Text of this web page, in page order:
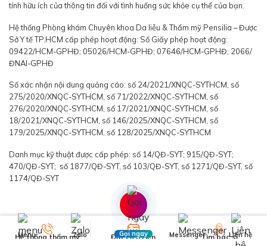
tính hữu ích của thông tin đối với tình huống sức khỏe cụ thể của bạn.
Hệ thống Phòng khám Chuyên khoa Da liễu & Thẩm mỹ Pensilia – Được
Sở Y tế TP.HCM cấp phép hoạt động: Số Giấy phép hoạt động:
09422/HCM-GPHĐ; 05026/HCM-GPHĐ; 07646/HCM-GPHĐ; 2066/
ĐNAI-GPHĐ
Số xác nhận nội dung quảng cáo: số 24/2021/XNQC-SYTHCM, số
275/2020/XNQC-SYTHCM, số 71/2022/XNQC-SYTHCM, số
276/2020/XNQC-SYTHCM, số 17/2021/XNQC-SYTHCM, số
18/2021/XNQC-SYTHCM, số 146/2025/XNQC-SYTHCM, số
179/2025/XNQC-SYTHCM, số 128/2025/XNQC-SYTHCM
Danh mục kỹ thuật được cấp phép: số 14/QĐ-SYT; 915/QĐ-SYT;
470/QĐ-SYT; số 1877/QĐ-SYT, số 103/QĐ-SYT, số 1271/QĐ-SYT, số
1174/QĐ-SYT
Hệ thống thẩm mỹ Đặt Lịch Hẹn Tìm bác sĩ
Menu Zalo Gọi ngay Messenger Liên hệ